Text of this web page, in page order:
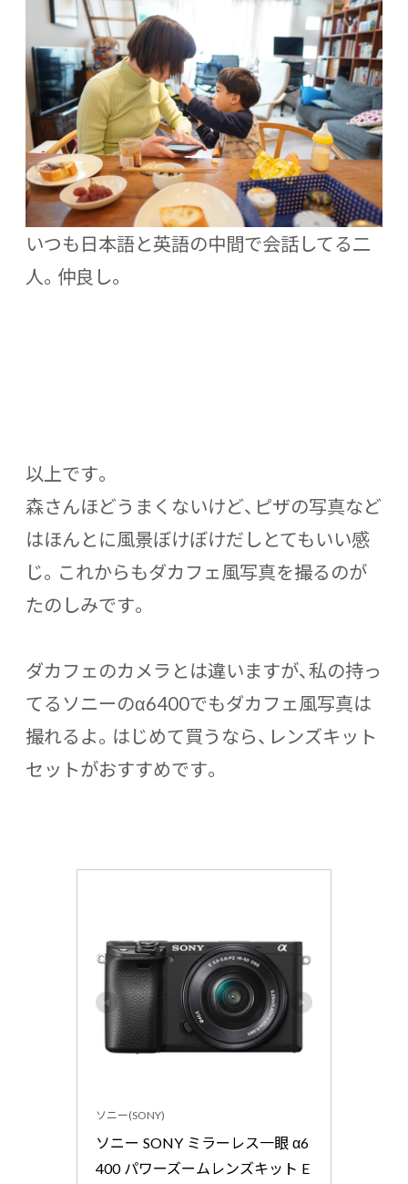
いつも日本語と英語の中間で会話してる二
人。仲良し。
以上です。
森さんほどうまくないけど、ピザの写真など
はほんとに風景ぼけぼけだしとてもいい感
じ。これからもダカフェ風写真を撮るのが
たのしみです。
ダカフェのカメラとは違いますが、私の持っ
てるソニーのα6400でもダカフェ風写真は
撮れるよ。はじめて買うなら、レンズキット
セットがおすすめです。
ソニー(SONY)
ソニー SONY ミラーレス一眼 α6
400 パワーズームレンズキット E